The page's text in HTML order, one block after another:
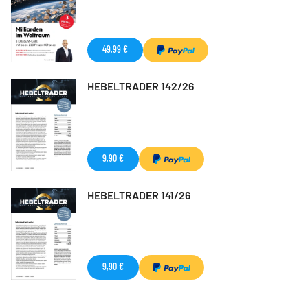
49,99 €
HEBELTRADER 142/26
9,90 €
HEBELTRADER 141/26
9,90 €